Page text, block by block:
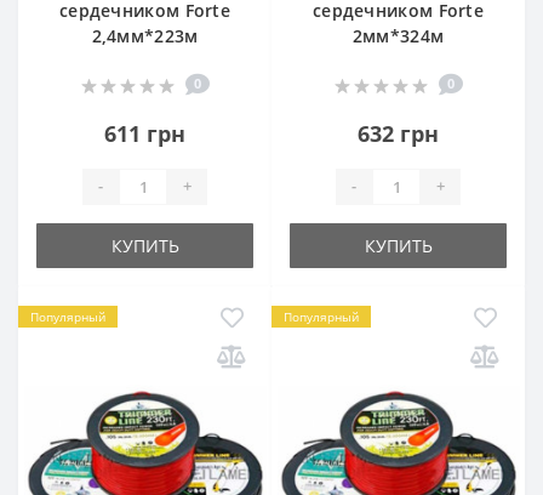
сердечником Forte
2,4мм*223м
0
611 грн
- +
КУПИТЬ
сердечником Forte
2мм*324м
0
632 грн
- +
КУПИТЬ
Популярный Популярный